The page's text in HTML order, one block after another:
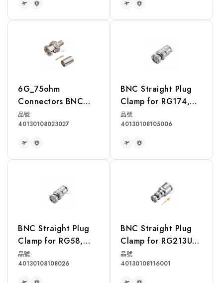
6G_75ohm
Connectors BNC
Straight Plug Crimp
for 1855A Cable
品號
40130108023027
BNC Straight Plug
Clamp for RG174,
RG316, RG188,
LMR100 Cable
品號
40130108105006
BNC Straight Plug
Clamp for RG58,
RG142, RG400,
LMR195 Cable
品號
40130108108026
BNC Straight Plug
Clamp for RG213U,
RG214U, RG393U
Cable
品號
40130108116001